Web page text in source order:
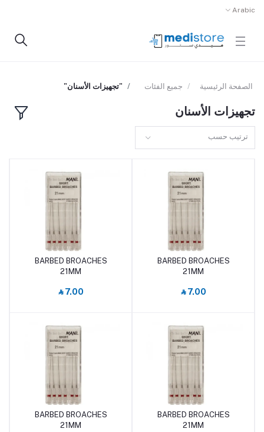
Arabic
الصفحة الرئيسية جميع الفئات "تجهيزات الأسنان"
تجهيزات الأسنان
ترتيب حسب
أضف إلى السلة
BARBED BROACHES
21MM
‎⃁ 7.00
أضف إلى السلة
BARBED BROACHES
21MM
‎⃁ 7.00
أضف إلى السلة
BARBED BROACHES
21MM
أضف إلى السلة
BARBED BROACHES
21MM